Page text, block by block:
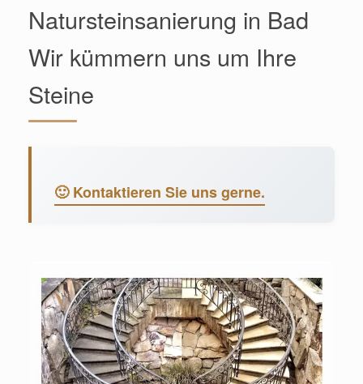
Natursteinsanierung in Bad
Wir kümmern uns um Ihre
Steine
🙂 Kontaktieren Sie uns gerne.